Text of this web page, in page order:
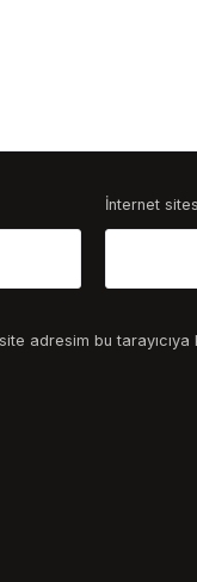
İnternet
adresim bu tarayıcıya